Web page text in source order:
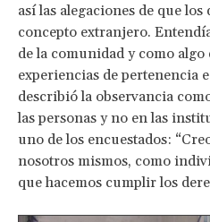
así las alegaciones de que
concepto extranjero.
de la comunidad y como
experiencias de pertenencia
describió la observancia
las personas y no en las
uno de los encuestados:
nosotros mismos, como
que hacemos cumplir los